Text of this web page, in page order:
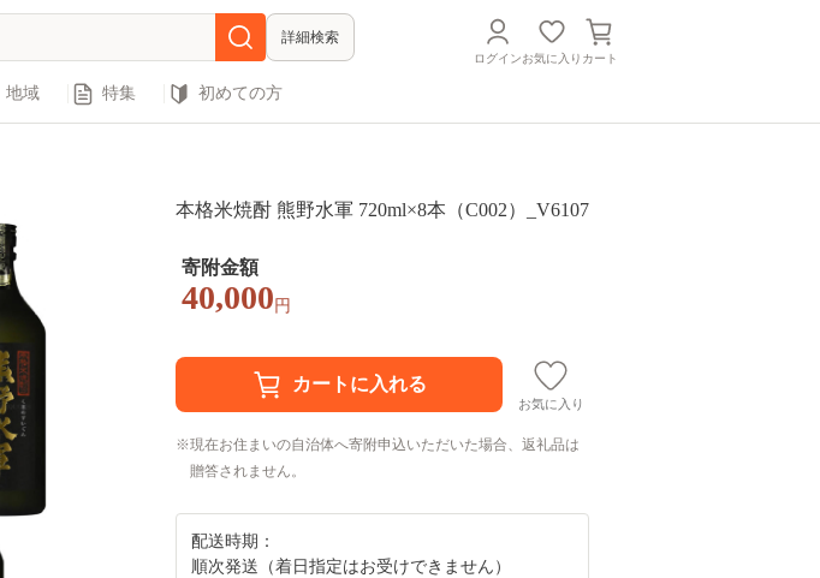
詳細検索
ログインお気に入り カート
地域 特集 初めての方
本格米焼酎 熊野水軍 720ml×8本（C002）_V6107
寄附金額
40,000 円
お気に入り
現在お住まいの自治体へ寄附申込いただいた場合、返礼品は
贈答されません。
配送時期：
順次発送（着日指定はお受けできません）